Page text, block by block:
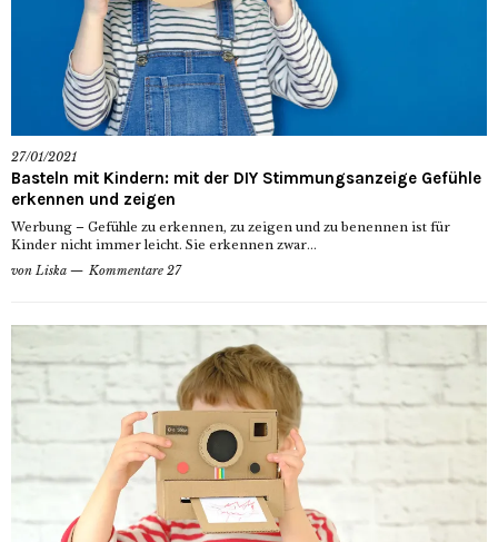
27/01/2021
Basteln mit Kindern: mit der DIY Stimmungsanzeige Gefühle
erkennen und zeigen
Werbung – Gefühle zu erkennen, zu zeigen und zu benennen ist für
Kinder nicht immer leicht. Sie erkennen zwar...
von Liska Kommentare 27